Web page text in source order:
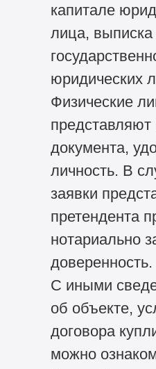
капитале
лица, выписка
юридических
Физические
документа,
личность. В
заявки
претендента
нотариально
доверенность.
С иными
об объекте,
договора
можно